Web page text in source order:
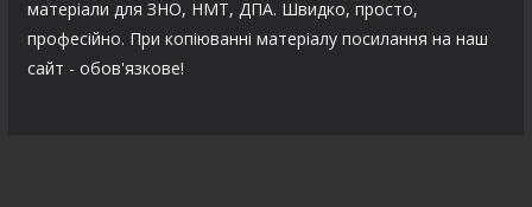
матеріали для ЗНО, НМТ, ДПА. Швидко, просто,
професійно. При копіюванні матеріалу посилання на наш
сайт - обов'язкове!